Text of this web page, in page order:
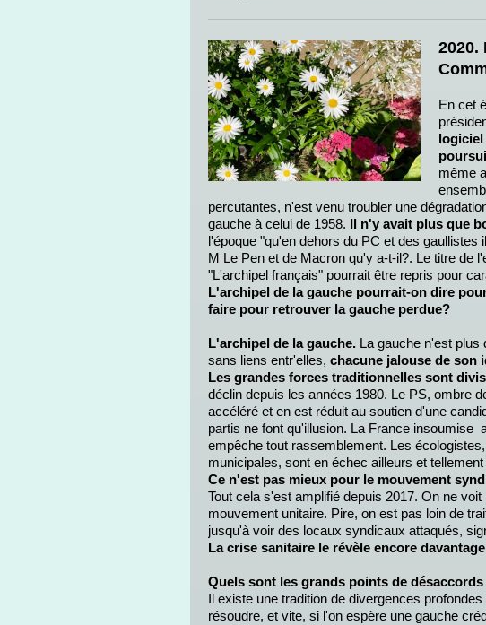
2020.
En cet
même
percutantes, n'est venu troubler une
gauche à celui de 1958.
Il n'y avait plus que
l'époque "qu'en dehors du PC et des
M Le Pen et de Macron qu'y a-t-il?. Le titre de
"L'archipel français" pourrait être repris pour
L'archipel de la gauche pourrait-on dire
faire pour retrouver la gauche perdue?
L'archipel de la gauche. La gauche n'est plus
sans liens entr'elles, chacune jalouse de son
Les grandes forces traditionnelles sont
déclin depuis les années 1980. Le PS, ombre
accéléré et en est réduit au soutien d'une
partis ne font qu'illusion. La France insoumise
empêche tout rassemblement. Les
municipales, sont en échec ailleurs et
Ce n'est pas mieux pour le mouvement
Tout cela s'est amplifié depuis 2017. On ne
mouvement unitaire. Pire, on est pas loin de
jusqu'à voir des locaux syndicaux attaqués,
La crise sanitaire le révèle encore
Quels sont les grands points de désaccords
Il existe une tradition de divergences
résoudre, et vite, si l'on espère une gauche